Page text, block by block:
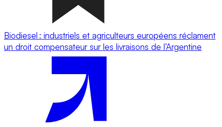
Biodiesel : industriels et agriculteurs européens réclament
un droit compensateur sur les livraisons de l’Argentine